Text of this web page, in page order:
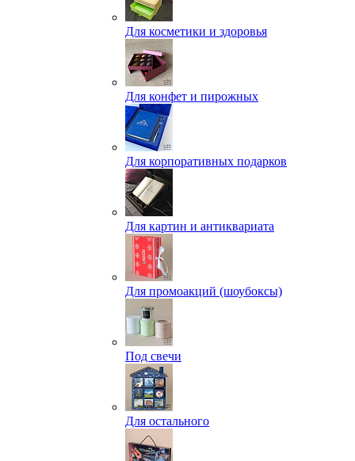
Для косметики и здоровья
Для конфет и пирожных
Для корпоративных подарков
Для картин и антиквариата
Для промоакций (шоубоксы)
Под свечи
Для остального